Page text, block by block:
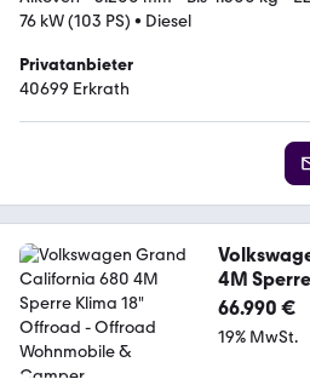
76 kW (103 PS) • Diesel
Privatanbieter
40699 Erkrath
4M
66.990 €
19% MwSt.